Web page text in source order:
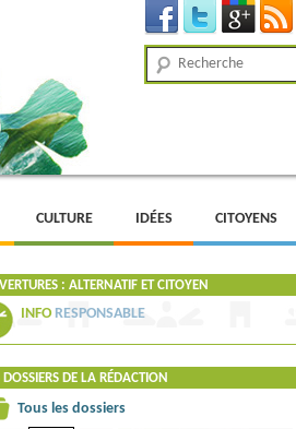
Recherche
CULTURE IDÉES CITOYENS
: ALTERNATIF ET CITOYEN
INFO RESPONSABLE
DOSSIERS DE LA RÉDACTION
Tous les dossiers